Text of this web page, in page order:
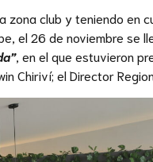
club y teniendo en
el 26 de noviembre se
, en el que estuvieron
Chiriví; el Director